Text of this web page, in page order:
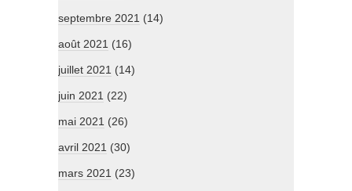
septembre 2021 (14)
août 2021 (16)
juillet 2021 (14)
juin 2021 (22)
mai 2021 (26)
avril 2021 (30)
mars 2021 (23)